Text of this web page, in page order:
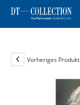
Zum
Inhalt
springen
Vorheriges Produkt